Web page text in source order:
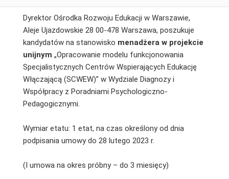
Dyrektor Ośrodka Rozwoju Edukacji w Warszawie,
Aleje Ujazdowskie 28 00-478 Warszawa, poszukuje
kandydatów na stanowisko menadżera w projekcie
unijnym „Opracowanie modelu funkcjonowania
Specjalistycznych Centrów Wspierających Edukację
Włączającą (SCWEW)” w Wydziale Diagnozy i
Współpracy z Poradniami Psychologiczno-
Pedagogicznymi.
Wymiar etatu: 1 etat, na czas określony od dnia
podpisania umowy do 28 lutego 2023 r.
(I umowa na okres próbny – do 3 miesięcy)